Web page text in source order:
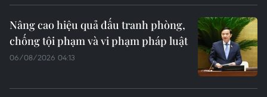
Nâng cao hiệu quả đấu tranh phòng,
chống tội phạm và vi phạm pháp luật
06/08/2026 04:13